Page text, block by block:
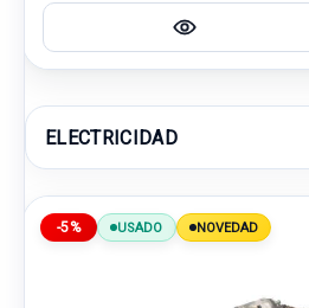
ELECTRICIDAD
-5% USADO NOVEDAD